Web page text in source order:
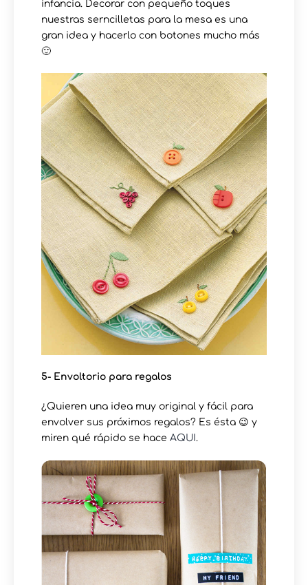
infancia. Decorar con pequeño toques
nuestras serncilletas para la mesa es una
gran idea y hacerlo con botones mucho más
🙂
5- Envoltorio para regalos
¿Quieren una idea muy original y fácil para
envolver sus próximos regalos? Es ésta 😉 y
miren qué rápido se hace AQUI .